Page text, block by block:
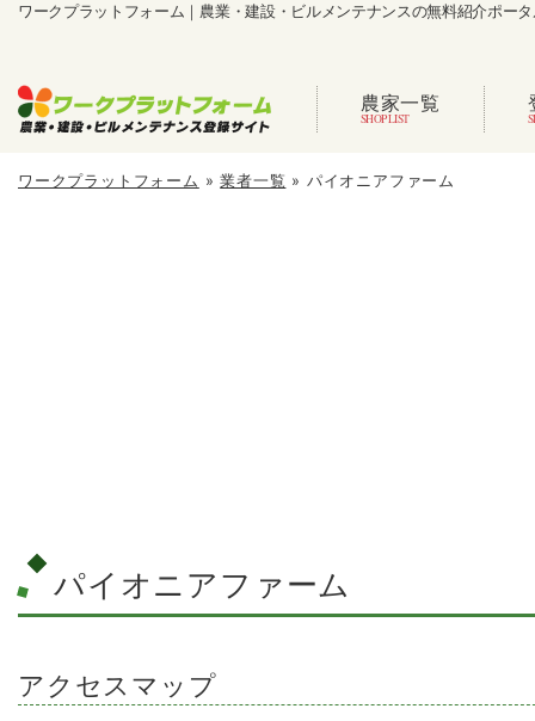
ワークプラットフォーム｜農業・建設・ビルメンテナンスの無料紹介ポー
農家一覧
ワークプラットフォーム »業者一覧 » パイオニアファーム
パイオニアファーム
アクセスマップ